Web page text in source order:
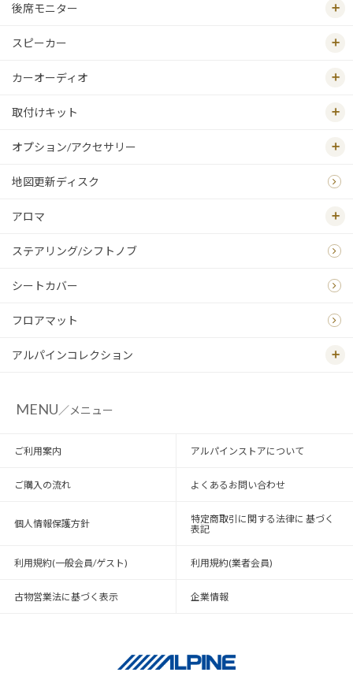
後席モニター
スピーカー
カーオーディオ
取付けキット
オプション/アクセサリー
地図更新ディスク
アロマ
ステアリング/シフトノブ
シートカバー
フロアマット
アルパインコレクション
MENU／メニュー
ご利用案内 アルパインストアについて
ご購入の流れ よくあるお問い合わせ
個人情報保護方針
特定商取引に関する法律に 基づく
表記
利用規約(一般会員/ゲスト) 利用規約(業者会員)
古物営業法に基づく表示 企業情報